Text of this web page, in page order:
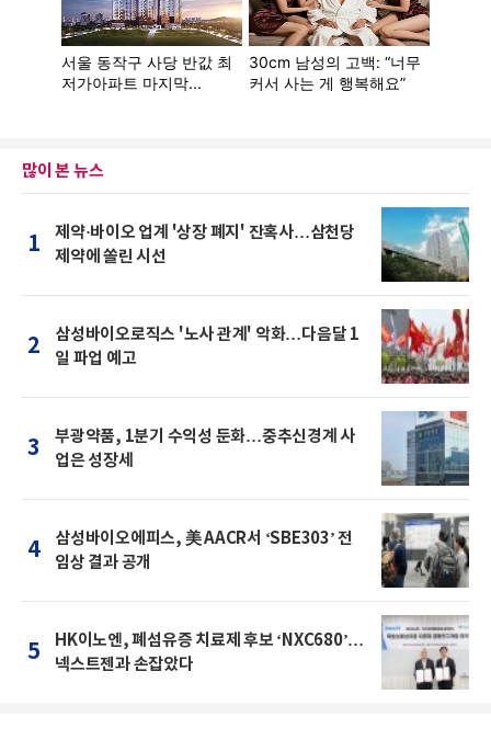
많이 본 뉴스
1
제약·바이오 업계 '상장 폐지' 잔혹사…삼천당
제약에 쏠린 시선
2
삼성바이오로직스 '노사 관계' 악화…다음달 1
일 파업 예고
3
부광약품, 1분기 수익성 둔화…중추신경계 사
업은 성장세
4
삼성바이오에피스, 美 AACR서 ‘SBE303’ 전
임상 결과 공개
5
HK이노엔, 폐섬유증 치료제 후보 ‘NXC680’…
넥스트젠과 손잡았다